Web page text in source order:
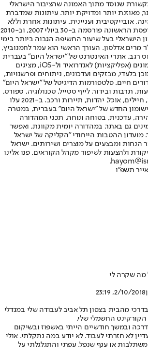
שנוסד מתוך האמונה שהציבור הישראלי
מאוזנת יותר ומדויקת יותר. עיתונות שמדברת
אובייקטיבית ועניינית. עיתונות אחרת וללא
תשלום. המהדורה המודפסת הראשונה פורסמה ב-30 ביולי 2007, וב-2010
הישראלי בעל שיעור החשיפה הגבוה ביותר בימי
מרים אדלסון. העורך הראשי הוא עמר לחמנוביץ,
רגב. אתרי האינטרנט של "ישראל היום" בעברית
ובאנגלית, כמו כן היישומונים (אפליקציות) לאנדרואיד ול-iOS, מציגים
בלעדי, מבזקים ועדכונים, ניתוחים ופרשנויות,
חיים. פלטפורמות הדיגיטל של "ישראל היום"
תרבות ובידור, לייף סטייל, טכנולוגיה, ספורט,
כלכלה וצרכנות, בריאות, חיילים, אוכל, יהדות, תיירות ורכב. ב-2021 עלו
החדש של "ישראל היום" בעברית, במטרה
עדכנית, בטוחה ונוחה. תכני המהדורה
גם באתר, במהדורה יומית מקוונת, ואפשר
מועדון ההטבות הייחודי "הקליקה של ישראל
הנחות ומבצעים על מוצרים ושירותים. ישראל
ולהצעות לשיפור מקהל הקוראים. פנו אלינו
תשפ"ו
מה שקרה לי
2/10/2018, 23:19
בדרכי מהבית בצפון תל אביב לעבודה שלי במגדלי
הקורקינט החשמלי שלי.
ובמשך חודשיים הייתי באשפוז ובשיקום
לא חזרתי לעבוד. לא יודע במה נתקלתי. אולי
או ענף שנפל. עפתי והתגלגלתי על